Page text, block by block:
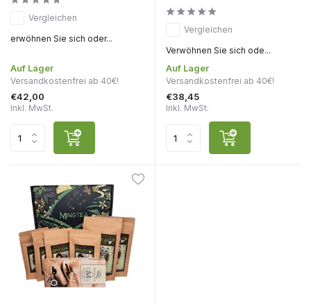
Vergleichen
erwöhnen Sie sich oder...
Auf Lager
Versandkostenfrei ab 40€!
€42,00
Inkl. MwSt.
Vergleichen
Verwöhnen Sie sich ode...
Auf Lager
Versandkostenfrei ab 40€!
€38,45
Inkl. MwSt.